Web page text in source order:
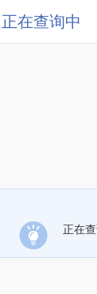
正在查询中
正在